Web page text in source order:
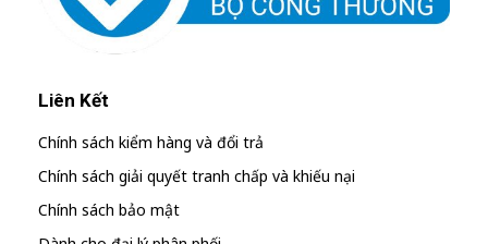
Liên Kết
Chính sách kiểm hàng và đổi trả
Chính sách giải quyết tranh chấp và khiếu nại
Chính sách bảo mật